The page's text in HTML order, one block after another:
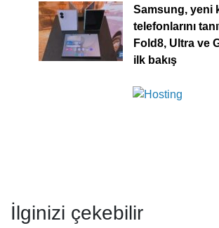
Samsung, yeni
telefonlarını
Fold8, Ultra ve
ilk bakış
İlginizi çekebilir